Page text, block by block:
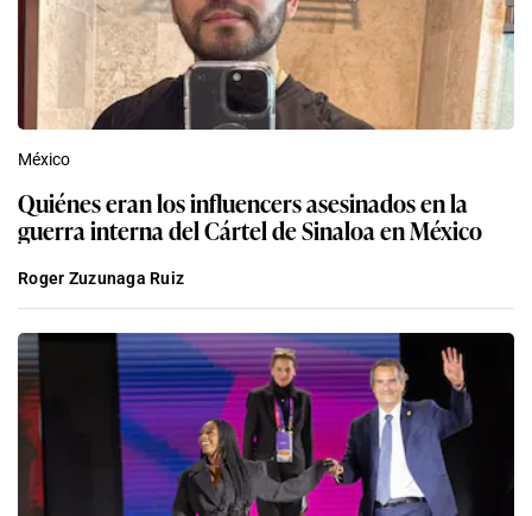
México
Quiénes eran los influencers asesinados en la
guerra interna del Cártel de Sinaloa en México
Roger Zuzunaga Ruiz